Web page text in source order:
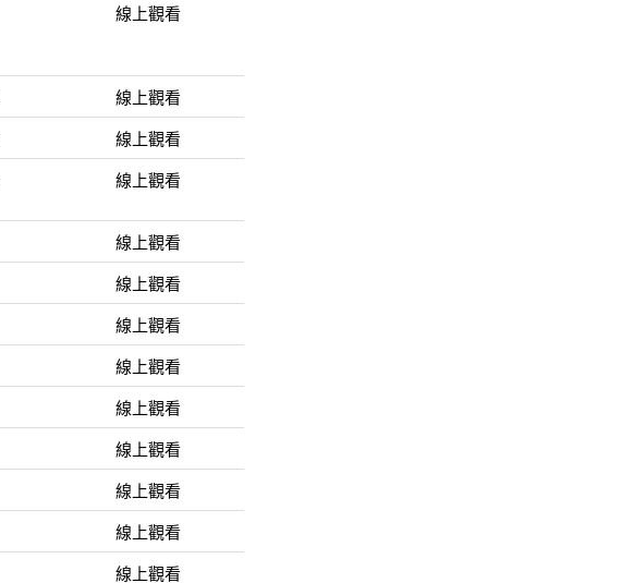
線上觀看
線上觀看
線上觀看
線上觀看
線上觀看
線上觀看
線上觀看
線上觀看
線上觀看
線上觀看
線上觀看
線上觀看
線上觀看